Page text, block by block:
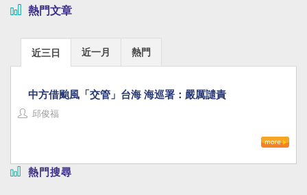
熱門文章
近三日 近一月 熱門
中方借颱風「交管」台海 海巡署：嚴厲譴責
邱俊福
熱門搜尋